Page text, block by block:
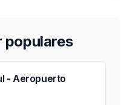
populares
- Aeropuerto